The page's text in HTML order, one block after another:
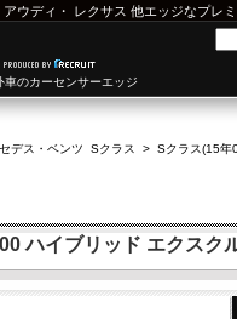
アウディ ・ レクサス 他エッジなプレ
のカーセンサーエッジ
セデス・ベンツ Sクラス > Sクラス(15年
ハイブリッド エクスク